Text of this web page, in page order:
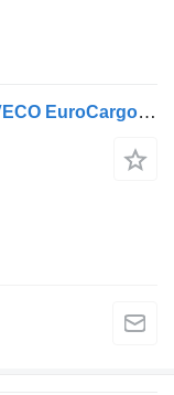
Disc frână 1908578 pentru camion IVECO EuroCargo tector